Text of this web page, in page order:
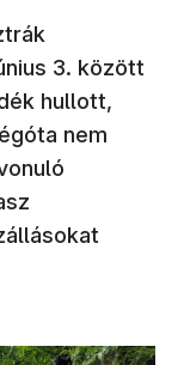
3. között
hullott,
nem